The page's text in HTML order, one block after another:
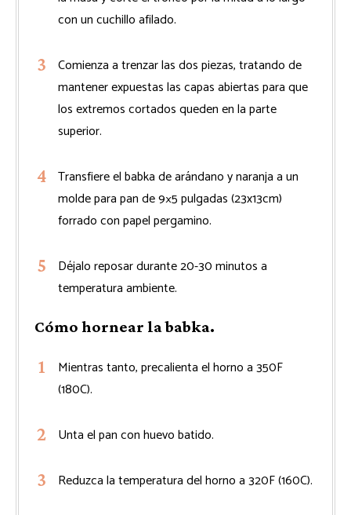
con un cuchillo afilado.
Comienza a trenzar las dos piezas, tratando de
mantener expuestas las capas abiertas para que
los extremos cortados queden en la parte
superior.
Transfiere el babka de arándano y naranja a un
molde para pan de 9×5 pulgadas (23x13cm)
forrado con papel pergamino.
Déjalo reposar durante 20-30 minutos a
temperatura ambiente.
Cómo hornear la babka.
Mientras tanto, precalienta el horno a 350F
(180C).
Unta el pan con huevo batido.
Reduzca la temperatura del horno a 320F (160C).